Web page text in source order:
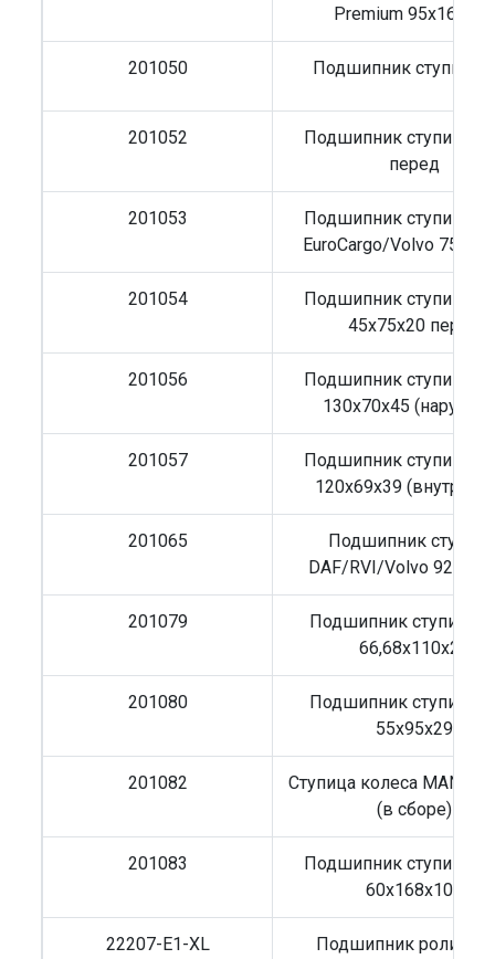
Premium 95x160x46
201050 Подшипник ступицы
201052
Подшипник ступицы
перед
201053
Подшипник ступицы
EuroCargo/Volvo
201054
Подшипник ступицы
45x75x20 перед
201056
Подшипник ступицы
130x70x45
201057
Подшипник ступицы
120x69x39
201065
Подшипник
DAF/RVI/Volvo
201079
Подшипник ступицы
66,68x110x22
201080
Подшипник ступицы
55x95x29
201082
Ступица колеса MAN
(в сборе)
201083
Подшипник ступицы
60x168x100
22207-E1-XL Подшипник